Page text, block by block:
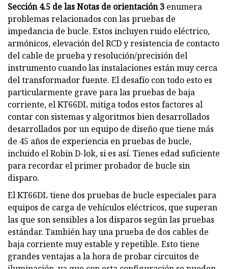
Sección 4.5 de las Notas de orientación 3 enumera
problemas relacionados con las pruebas de
impedancia de bucle. Estos incluyen ruido eléctrico,
armónicos, elevación del RCD y resistencia de contacto
del cable de prueba y resolución/precisión del
instrumento cuando las instalaciones están muy cerca
del transformador fuente. El desafío con todo esto es
particularmente grave para las pruebas de baja
corriente, el KT66DL mitiga todos estos factores al
contar con sistemas y algoritmos bien desarrollados
desarrollados por un equipo de diseño que tiene más
de 45 años de experiencia en pruebas de bucle,
incluido el Robin D-lok, si es así. Tienes edad suficiente
para recordar el primer probador de bucle sin
disparo.
El KT66DL tiene dos pruebas de bucle especiales para
equipos de carga de vehículos eléctricos, que superan
las que son sensibles a los disparos según las pruebas
estándar. También hay una prueba de dos cables de
baja corriente muy estable y repetible. Esto tiene
grandes ventajas a la hora de probar circuitos de